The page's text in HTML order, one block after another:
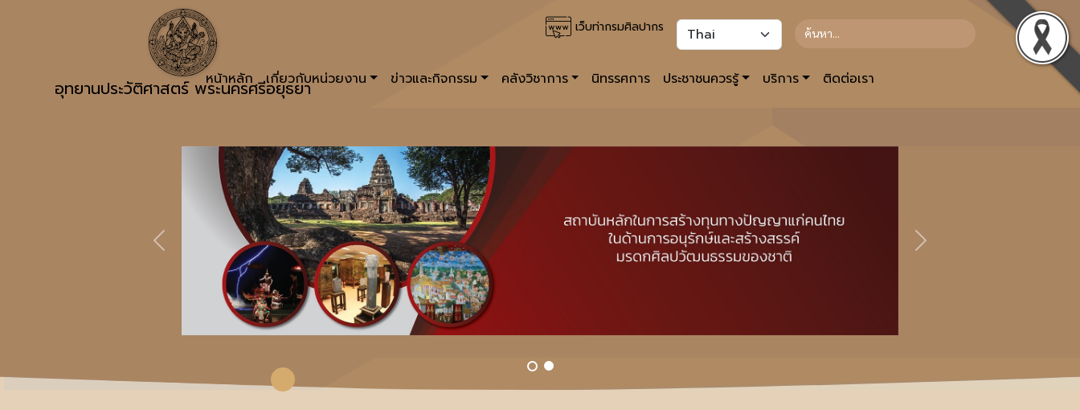
เว็บท่ากรมศิลปากร
อุทยานประวัติศาสตร์ พระนครศรีอยุธยา
หน้าหลัก เกี่ยวกับหน่วยงาน ข่าวและกิจกรรม คลังวิชาการ นิทรรศการ ประชาชนควรรู้ บริการ ติดต่อเรา
Previous Next